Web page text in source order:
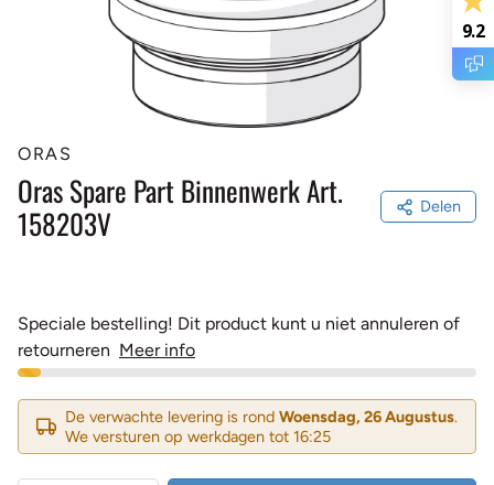
ORAS
Oras Spare Part Binnenwerk Art.
158203V
Delen
Speciale bestelling! Dit product kunt u niet annuleren of
retourneren Meer info
De verwachte levering is rond Woensdag, 26 Augustus.
We versturen op werkdagen tot 16:25
9.2